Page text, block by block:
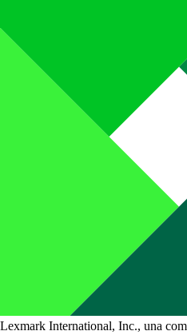
Lexmark International, Inc., una